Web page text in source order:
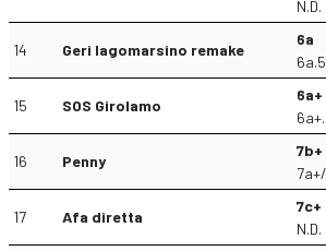
N.D.
14 Geri lagomarsino remake
6a
6a.5
15 SOS Girolamo
6a+
16 Penny
7b+
17 Afa diretta
7c+
N.D.